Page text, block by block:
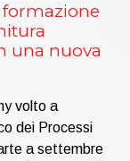
una nuova
volto a
dei Processi
a settembre